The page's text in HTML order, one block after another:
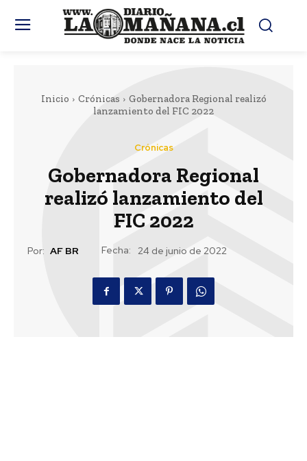
Inicio Crónicas
Gobernadora Regional realizó
lanzamiento del FIC 2022
Crónicas
Gobernadora Regional
realizó lanzamiento del
FIC 2022
Por: AF BR Fecha: 24 de junio de 2022